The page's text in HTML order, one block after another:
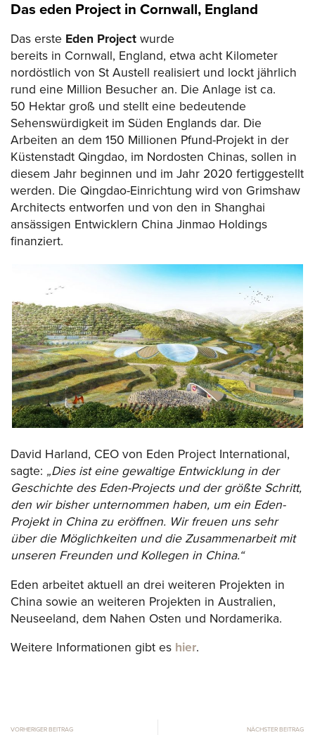
Das eden Project in Cornwall, England
Das erste Eden Project wurde
bereits in Cornwall, England, etwa acht Kilometer
nordöstlich von St Austell realisiert und lockt jährlich
rund eine Million Besucher an. Die Anlage ist ca.
50 Hektar groß und stellt eine bedeutende
Sehenswürdigkeit im Süden Englands dar. Die
Arbeiten an dem 150 Millionen Pfund-Projekt in der
Küstenstadt Qingdao, im Nordosten Chinas, sollen in
diesem Jahr beginnen und im Jahr 2020 fertiggestellt
werden. Die Qingdao-Einrichtung wird von Grimshaw
Architects entworfen und von den in Shanghai
ansässigen Entwicklern China Jinmao Holdings
finanziert.
David Harland, CEO von Eden Project International,
sagte: „Dies ist eine gewaltige Entwicklung in der
Geschichte des Eden-Projects und der größte Schritt,
den wir bisher unternommen haben, um ein Eden-
Projekt in China zu eröffnen. Wir freuen uns sehr
über die Möglichkeiten und die Zusammenarbeit mit
unseren Freunden und Kollegen in China.“
Eden arbeitet aktuell an drei weiteren Projekten in
China sowie an weiteren Projekten in Australien,
Neuseeland, dem Nahen Osten und Nordamerika.
Weitere Informationen gibt es hier.
VORHERIGER BEITRAG NÄCHSTER BEITRAG